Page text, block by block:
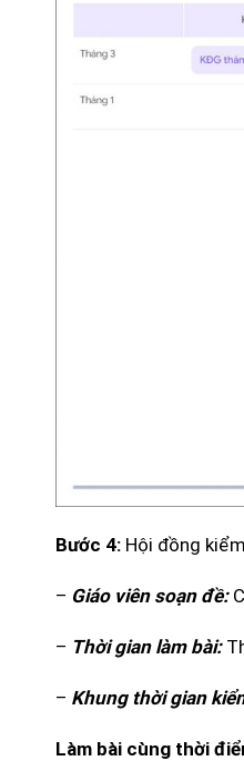
Bước 4: Hội đồng
– Giáo viên soạn đề:
– Thời gian làm bài:
– Khung thời gian
Làm bài cùng thời